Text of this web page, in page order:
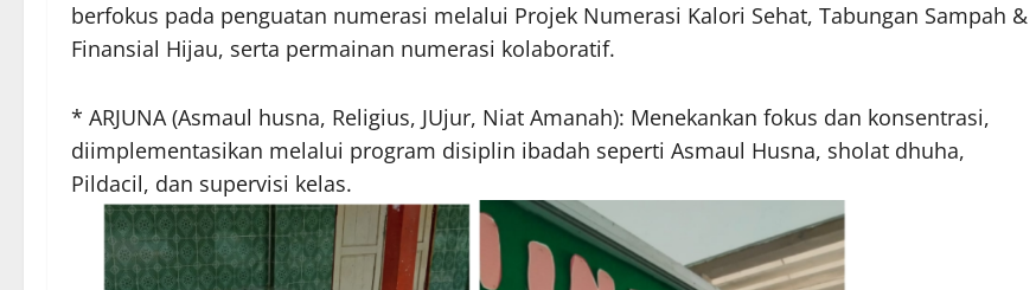
berfokus pada penguatan numerasi melalui Projek Numerasi Kalori Sehat, Tabungan Sampah &
Finansial Hijau, serta permainan numerasi kolaboratif.
* ARJUNA (Asmaul husna, Religius, JUjur, Niat Amanah): Menekankan fokus dan konsentrasi,
diimplementasikan melalui program disiplin ibadah seperti Asmaul Husna, sholat dhuha,
Pildacil, dan supervisi kelas.